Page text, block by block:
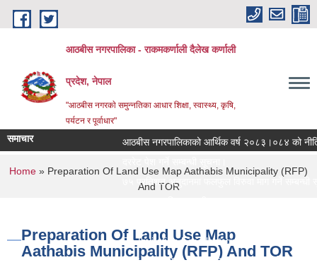
Skip to main content
आठबीस नगरपालिका - राकमकर्णाली दैलेख कर्णाली
प्रदेश, नेपाल
"आठबीस नगरकाे समुन्नतिका आधार शिक्षा, स्वास्थ्य, कृषि,
पर्यटन र पूर्वाधार"
समाचार
आठबीस नगरपालिकाको आर्थिक वर्ष २०८३।०८४ को नीति
७५ प्रतिशत अनुदानमा फलफुल विरुवा माग गर्ने सम्बन्धी
Re Invitation For Electronic Bids
रिक्त पदमा स्थायी शिक्षक सरुवा सरुवा सम्बन्धी सूचना।
You are here
Home » Preparation Of Land Use Map Aathabis Municipality (RFP)
And TOR
Preparation Of Land Use Map
Aathabis Municipality (RFP) And TOR